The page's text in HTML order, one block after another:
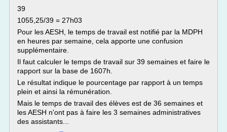
39
1055,25/39 = 27h03
Pour les AESH, le temps de travail est notifié par la MDPH
en heures par semaine, cela apporte une confusion
supplémentaire.
Il faut calculer le temps de travail sur 39 semaines et faire le
rapport sur la base de 1607h.
Le résultat indique le pourcentage par rapport à un temps
plein et ainsi la rémunération.
Mais le temps de travail des élèves est de 36 semaines et
les AESH n'ont pas à faire les 3 semaines administratives
des assistants...